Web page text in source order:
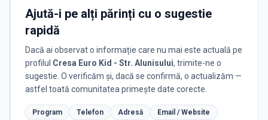
Ajută-i pe alți părinți cu o sugestie
rapidă
Dacă ai observat o informație care nu mai este actuală pe
profilul Cresa Euro Kid - Str. Alunisului, trimite-ne o
sugestie. O verificăm și, dacă se confirmă, o actualizăm —
astfel toată comunitatea primește date corecte.
Program Telefon Adresă
Email / Website